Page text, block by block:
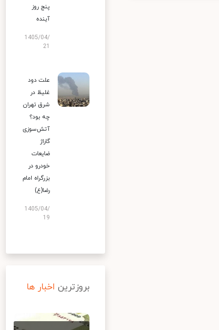
پنج روز
آینده
1405/04/
علت دود
غلیظ در
شرق تهران
چه بود؟
آتش‌سوزی
گاراژ
ضایعات
خودرو در
بزرگراه امام
رضا(ع)
1405/04/
19
بروزترین اخبار ها